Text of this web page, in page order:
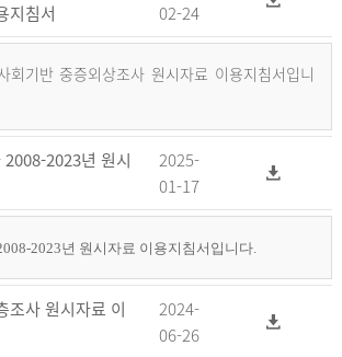
지침서
02-24
회기반 중증외상조사 원시자료 이용지침서입니
2023년 원시
2025-
01-17
2023년 원시자료 이용지침서입니다.
조사 원시자료 이
2024-
06-26